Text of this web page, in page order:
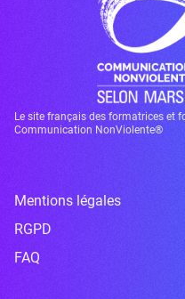
Le site français des formatrices et
Communication NonViolente®
Mentions légales
RGPD
FAQ